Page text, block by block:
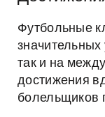
Футбольные
значительных
так и на
достижения
болельщиков